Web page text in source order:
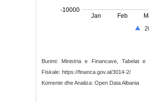
Burimi: Ministria e Financave, Tabelat e
Fiskale: https://financa.gov.al/3014-2/
Komente dhe Analiza: Open Data Albania